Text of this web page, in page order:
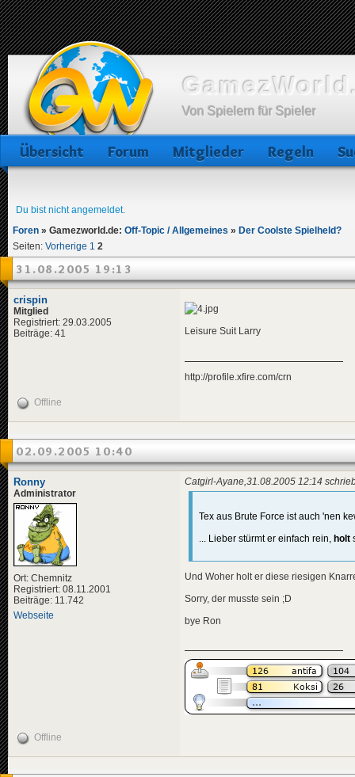
Von Spielern für Spieler
Übersicht Forum Mitglieder Regeln
Du bist nicht angemeldet.
Foren » Gamezworld.de: Off-Topic / Allgemeines » Der Coolste Spielheld?
Seiten: Vorherige 1 2
31.08.2005 19:13
crispin
Mitglied
Registriert: 29.03.2005
Beiträge: 41
Leisure Suit Larry
http://profile.xfire.com/crn
Offline
02.09.2005 10:40
Ronny
Administrator
Ort: Chemnitz
Registriert: 08.11.2001
Beiträge: 11.742
Webseite
Catgirl-Ayane,31.08.2005 12:14
Tex aus Brute Force ist auch 'nen
... Lieber stürmt er einfach rein, holt
Und Woher holt er diese riesigen
Sorry, der musste sein ;D
bye Ron
Offline